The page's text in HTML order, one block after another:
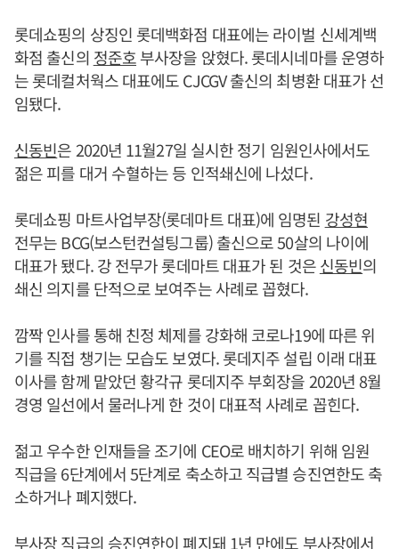
롯데쇼핑의 상징인 롯데백화점 대표에는 라이벌 신세계백
화점 출신의 정준호부사장을 앉혔다. 롯데시네마를 운영하
는 롯데컬처웍스 대표에도 CJCGV 출신의 최병환 대표가 선
임됐다.
신동빈은 2020년 11월27일 실시한 정기 임원인사에서도
젊은 피를 대거 수혈하는 등 인적쇄신에 나섰다.
롯데쇼핑 마트사업부장(롯데마트 대표)에 임명된 강성현
전무는 BCG(보스턴컨설팅그룹) 출신으로 50살의 나이에
대표가 됐다. 강 전무가 롯데마트 대표가 된 것은신동빈의
쇄신 의지를 단적으로 보여주는 사례로 꼽혔다.
깜짝 인사를 통해 친정 체제를 강화해 코로나19에 따른 위
기를 직접 챙기는 모습도 보였다. 롯데지주 설립 이래 대표
이사를 함께 맡았던 황각규 롯데지주 부회장을 2020년 8월
경영 일선에서 물러나게 한 것이 대표적 사례로 꼽힌다.
젊고 우수한 인재들을 조기에 CEO로 배치하기 위해 임원
직급을 6단계에서 5단계로 축소하고 직급별 승진연한도 축
소하거나 폐지했다.
부사장 직급의 승진연한이 폐지돼 1년 만에도 부사장에서